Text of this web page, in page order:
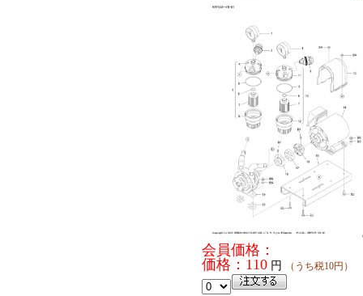
会員価格：
価格：110 円 （うち税10円）